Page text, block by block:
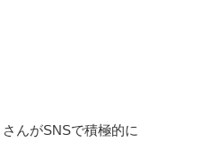
んがSNSで積極的に